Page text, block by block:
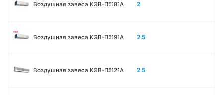
Воздушная завеса КЭВ-П5181А 2
Воздушная завеса КЭВ-П5191А 2.5
Воздушная завеса КЭВ-П5121А 2.5